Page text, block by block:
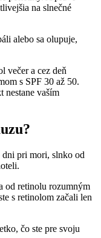
na slnečné
alebo sa olupuje,
večer a cez deň
s SPF 30 až 50.
nestane vaším
dni pri mori, slnko od
od retinolu rozumným
s retinolom začali len
čo ste pre svoju